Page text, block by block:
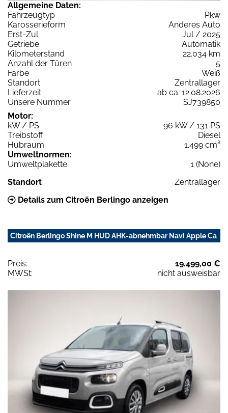
Allgemeine Daten:
Fahrzeugtyp
Pkw
Karosserieform
Anderes Auto
Erst-Zul.
Jul / 2025
Getriebe
Automatik
Kilometerstand
22.034 km
Anzahl der Türen
5
Farbe
Weiß
Standort
Zentrallager
Lieferzeit
ab ca. 12.08.2026
Unsere Nummer
SJ739850
Motor:
kW / PS
96 kW / 131 PS
Treibstoff
Diesel
Hubraum
1.499 cm³
Umweltnormen:
Umweltplakette
1 (None)
Standort
Zentrallager
Details zum Citroën Berlingo anzeigen
Citroën Berlingo Shine M HUD AHK-abnehmbar Navi Apple Ca
Preis:
19.499,00 €
MWSt:
nicht ausweisbar